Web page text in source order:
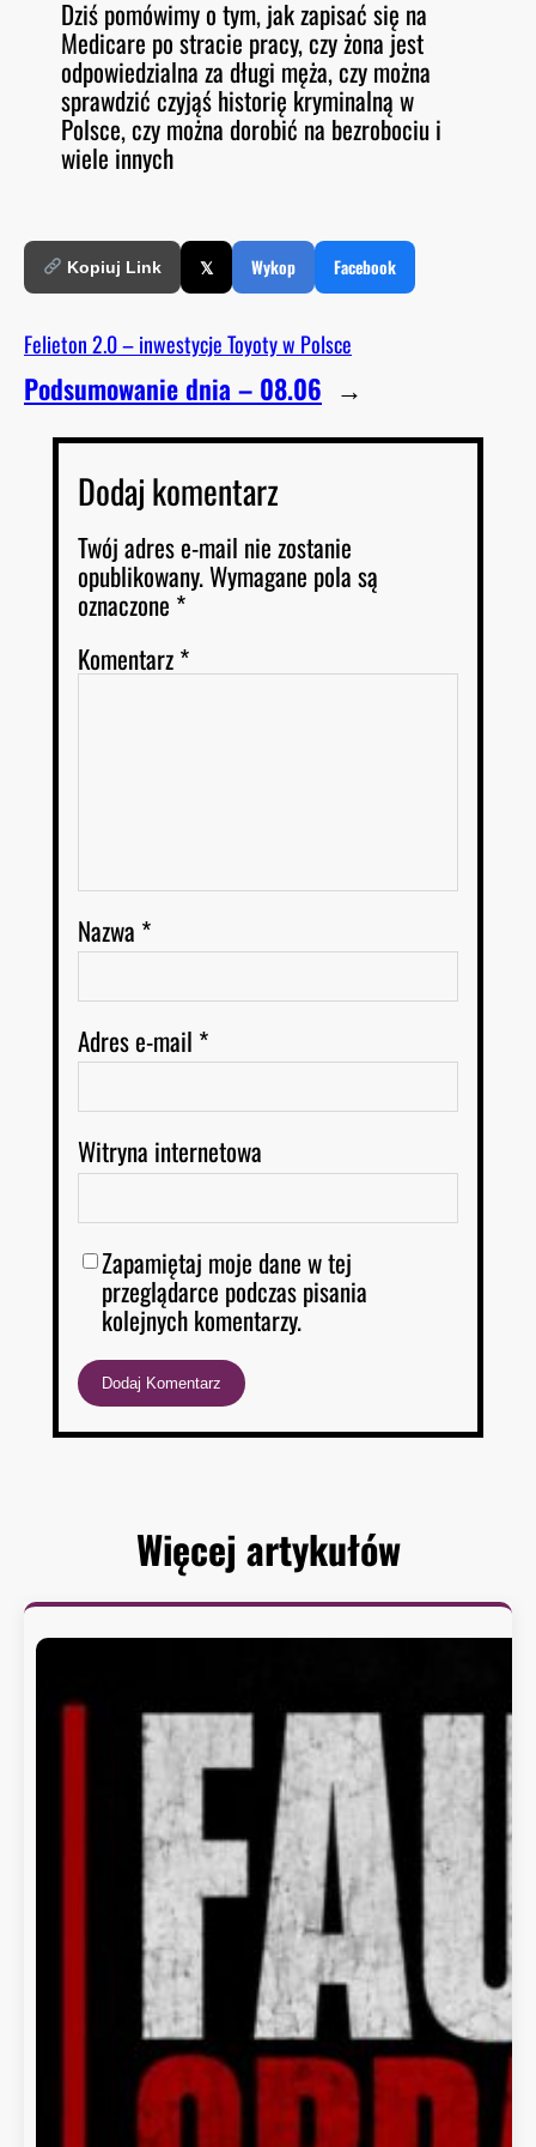
O
D
E
RSS FEED
LINK
EMBED
Dziś pomówimy o tym, jak zapisać się na
Medicare po stracie pracy, czy żona jest
odpowiedzialna za długi męża, czy można
sprawdzić czyjąś historię kryminalną w
Polsce, czy można dorobić na bezrobociu i
wiele innych
Kopiuj Link 𝕏 Wykop Facebook
Felieton 2.0 – inwestycje Toyoty w Polsce
Podsumowanie dnia – 08.06 →
Dodaj komentarz
Twój adres e-mail nie zostanie
opublikowany.Wymagane pola są
oznaczone *
Komentarz*
Nazwa *
Adres e-mail *
Witryna internetowa
Zapamiętaj moje dane w tej
przeglądarce podczas pisania
kolejnych komentarzy.
Więcej artykułów